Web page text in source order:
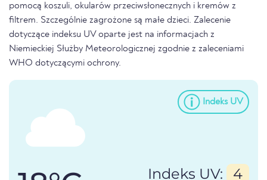
pomocą koszuli, okularów przeciwsłonecznych i kremów z
filtrem. Szczególnie zagrożone są małe dzieci. Zalecenie
dotyczące indeksu UV oparte jest na informacjach z
Niemieckiej Służby Meteorologicznej zgodnie z zaleceniami
WHO dotyczącymi ochrony.
Indeks UV
Indeks UV: 4